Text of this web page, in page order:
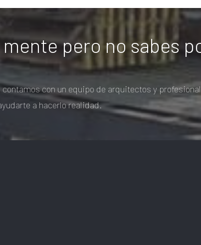
pero no sabes
con un equipo de arquitectos y
a hacerlo realidad.